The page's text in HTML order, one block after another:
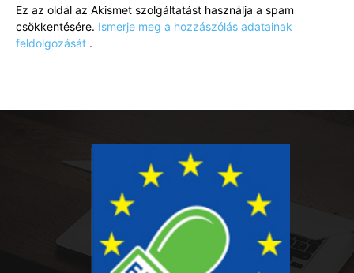
Ez az oldal az Akismet szolgáltatást használja a spam
csökkentésére. Ismerje meg a hozzászólás adatainak
feldolgozását .